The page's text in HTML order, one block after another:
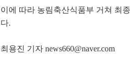
이에 따라 농림축산식품부 거쳐 최
다.
최용진 기자 news660@naver.com